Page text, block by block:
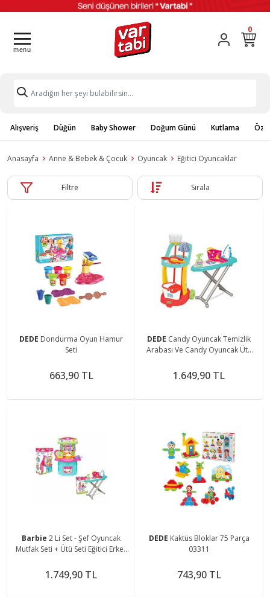
0
Alışveriş Düğün Baby Shower Doğum Günü Kutlama
Anasayfa Anne & Bebek & Çocuk Oyuncak Eğitici Oyuncaklar
Filtre Sırala
DEDE Dondurma Oyun Hamur
Seti
663,90 TL
DEDE Candy Oyuncak Temizlik
Arabası Ve Candy Oyuncak Ütü
1.649,90 TL
Barbie 2 Li Set - Şef Oyuncak
Mutfak Seti + Ütü Seti Eğitici Erkek
1.749,90 TL
DEDE Kaktüs Bloklar 75 Parça
03311
743,90 TL